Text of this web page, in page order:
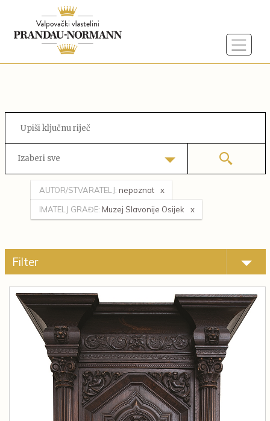
Izaberi sve
AUTOR/STVARATELJ: nepoznat
IMATELJ GRAĐE: Muzej Slavonije Osijek
Filter